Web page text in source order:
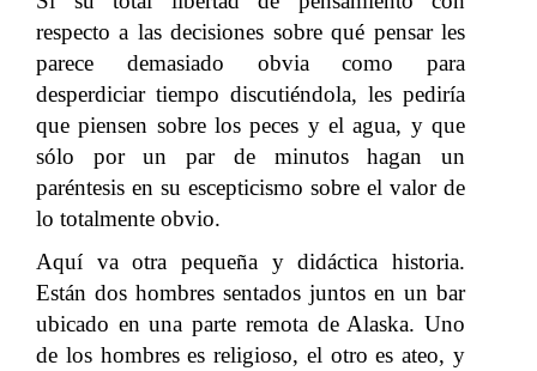
respecto a las decisiones sobre qué pensar les
parece demasiado obvia como para
desperdiciar tiempo discutiéndola, les pediría
que piensen sobre los peces y el agua, y que
sólo por un par de minutos hagan un
paréntesis en su escepticismo sobre el valor de
lo totalmente obvio.
Aquí va otra pequeña y didáctica historia.
Están dos hombres sentados juntos en un bar
ubicado en una parte remota de Alaska. Uno
de los hombres es religioso, el otro es ateo, y